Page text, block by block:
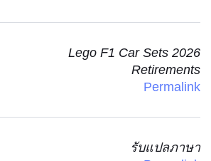
Lego F1 Car Sets 2026
Retirements
Permalink
รับแปลภาษา